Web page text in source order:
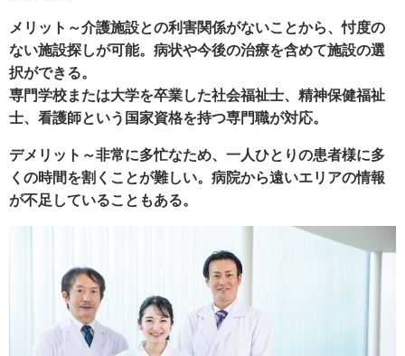
メリット～介護施設との利害関係がないことから、忖度の
ない施設探しが可能。病状や今後の治療を含めて施設の選
択ができる。
専門学校または大学を卒業した社会福祉士、精神保健福祉
士、看護師という国家資格を持つ専門職が対応。
デメリット～非常に多忙なため、一人ひとりの患者様に多
くの時間を割くことが難しい。病院から遠いエリアの情報
が不足していることもある。